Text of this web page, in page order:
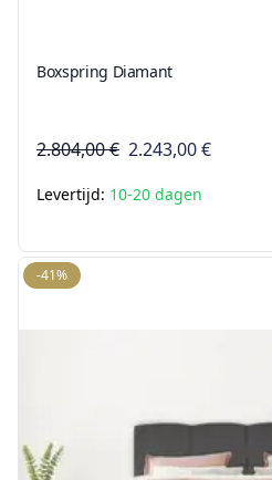
Boxspring Diamant
2.804,00 € 2.243,00 €
Levertijd: 10-20 dagen
-41%